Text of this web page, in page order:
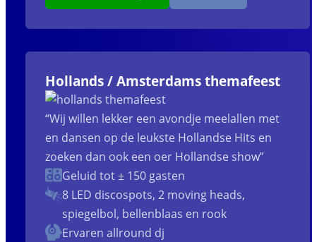
Hollands / Amsterdams themafeest
“Wij willen lekker een avondje meelallen met
en dansen op de leukste Hollandse Hits en
zoeken dan ook een oer Hollandse show”
Geluid tot ± 150 gasten
8 LED discospots, 2 moving heads,
spiegelbol, bellenblaas en rook
Ervaren allround dj